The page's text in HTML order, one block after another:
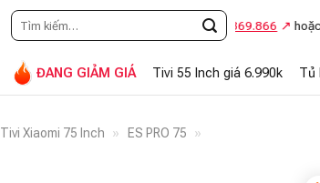
Tìm
kiếm:
0948.869.866 hoặc
ĐANG GIẢM GIÁ Tivi 55 Inch giá 6.990k Tủ
Tivi Xiaomi 75 Inch » ES PRO 75 »